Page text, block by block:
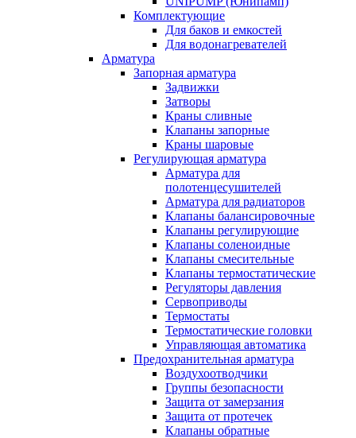
Комплектующие
Для баков и емкостей
Для водонагревателей
Арматура
Запорная арматура
Задвижки
Затворы
Краны сливные
Клапаны запорные
Краны шаровые
Регулирующая арматура
Арматура для
полотенцесушителей
Арматура для радиаторов
Клапаны балансировочные
Клапаны регулирующие
Клапаны соленоидные
Клапаны смесительные
Клапаны термостатические
Регуляторы давления
Сервоприводы
Термостаты
Термостатические головки
Управляющая автоматика
Предохранительная арматура
Воздухоотводчики
Группы безопасности
Защита от замерзания
Защита от протечек
Клапаны обратные